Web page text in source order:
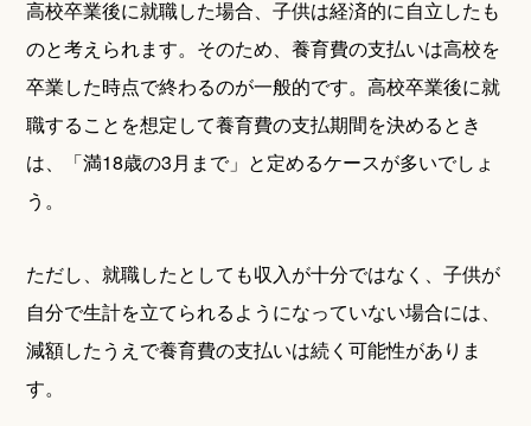
高校卒業後に就職した場合、子供は経済的に自立したも
のと考えられます。そのため、養育費の支払いは高校を
卒業した時点で終わるのが一般的です。高校卒業後に就
職することを想定して養育費の支払期間を決めるとき
は、「満18歳の3月まで」と定めるケースが多いでしょ
う。
ただし、就職したとしても収入が十分ではなく、子供が
自分で生計を立てられるようになっていない場合には、
減額したうえで養育費の支払いは続く可能性がありま
す。